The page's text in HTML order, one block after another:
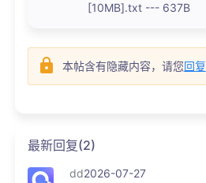
[10MB].txt --- 637B
本帖含有隐藏内容，请您回复
最新回复(2)
dd2026-07-27